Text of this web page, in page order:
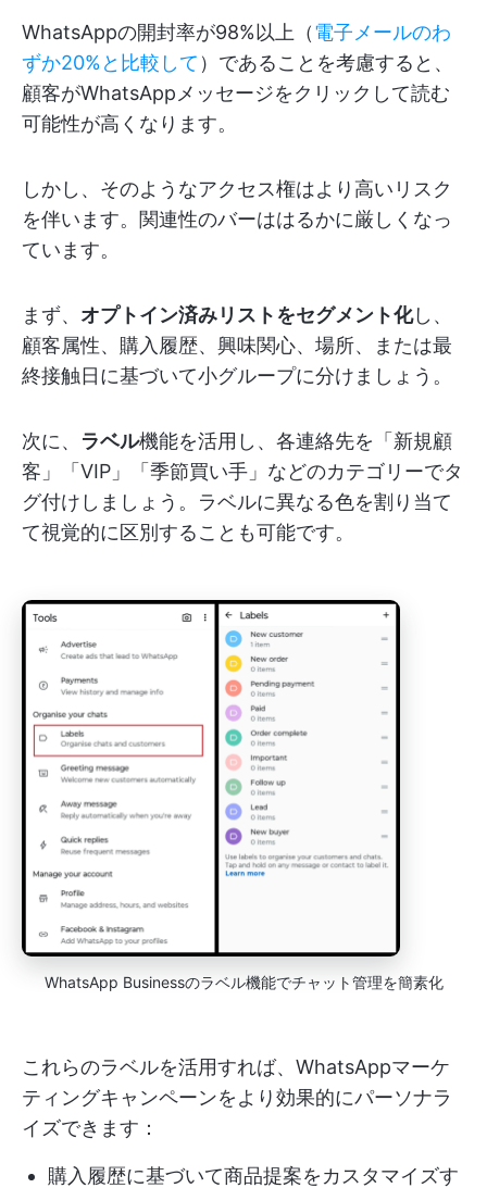
WhatsAppの開封率が98%以上（電子メールのわ
ずか20%と比較して ）であることを考慮すると、
顧客がWhatsAppメッセージをクリックして読む
可能性が高くなります。
しかし、そのようなアクセス権はより高いリスク
を伴います。関連性のバーははるかに厳しくなっ
ています。
まず、 オプトイン済みリストをセグメント化し、
顧客属性、購入履歴、興味関心、場所、または最
終接触日に基づいて小グループに分けましょう。
次に、 ラベル機能を活用し、各連絡先を「新規顧
客」「VIP」「季節買い手」などのカテゴリーでタ
グ付けしましょう。ラベルに異なる色を割り当て
て視覚的に区別することも可能です。
WhatsApp Businessのラベル機能でチャット管理を簡素化
これらのラベルを活用すれば、WhatsAppマーケ
ティングキャンペーンをより効果的にパーソナラ
イズできます：
購入履歴に基づいて商品提案をカスタマイズす